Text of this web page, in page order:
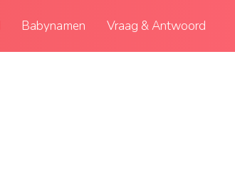
Babynamen Vraag & Antwoord